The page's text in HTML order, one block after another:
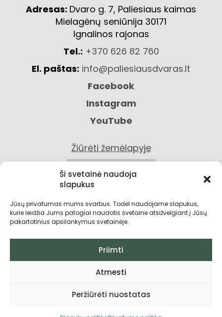
Ši svetainė naudoja
slapukus
Jūsų privatumas mums svarbus. Todėl naudojame slapukus,
kurie leidžia Jums patogiai naudotis svetaine atsižvelgiant į Jūsų
pakartotinius apsilankymus svetainėje.
Priimti
Atmesti
Peržiūrėti nuostatas
Adresas: Dvaro g. 7, Paliesiaus kaimas
Mielagėnų seniūnija 30171
Ignalinos rajonas
Tel.: +370 626 82 760
El. paštas: info@paliesiausdvaras.lt
Facebook
Instagram
YouTube
Žiūrėti žemėlapyje
KONTAKTAI
Privatumo politika
Pirkimo taisyklės ir sąlygos
Visos teisės saugomos © 2026